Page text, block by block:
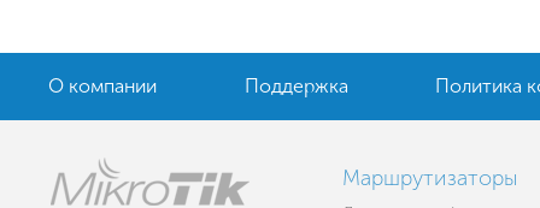
О компании Поддержка Политика
Маршрутизаторы